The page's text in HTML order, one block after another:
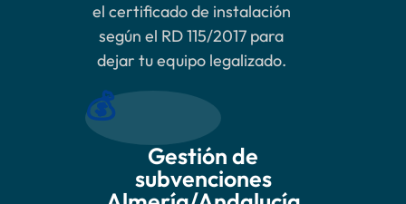
el certificado de instalación
según el RD 115/2017 para
dejar tu equipo legalizado.
💰
Gestión de
subvenciones